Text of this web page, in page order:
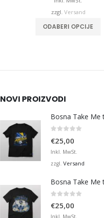
zzgl. Versand
ODABERI OPCIJE
NOVI PROIZVODI
€25,00
Inkl. MwSt.
zzgl. Versand
€25,00
Inkl. MwSt.